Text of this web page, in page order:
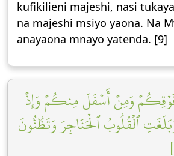
kufikilieni majeshi, nasi
na majeshi msiyo yaona. Na
anayaona mnayo yatenda. [9]
وَمِنۡ أَسۡفَلَ مِنكُمۡ وَإِذۡ
ٱلۡقُلُوبُ ٱلۡحَنَاجِرَ وَتَظُنُّونَ